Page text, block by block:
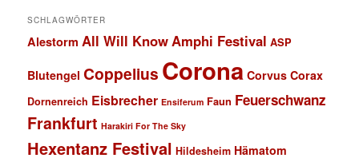
SCHLAGWÖRTER
Alestorm All Will KnowAmphi Festival ASP
Blutengel Coppelius Corona Corvus Corax
Dornenreich Eisbrecher Ensiferum Faun Feuerschwanz
Frankfurt Harakiri For The Sky
Hexentanz Festival Hildesheim Hämatom